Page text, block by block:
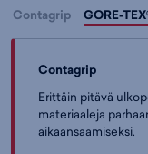
Contagrip GORE-
Contagrip
Erittäin pitävä
materiaaleja
aikaansaamiseksi.